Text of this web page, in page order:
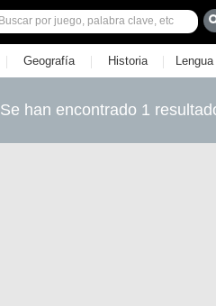
| Geografía | Historia | Lengua
Se han encontrado 1